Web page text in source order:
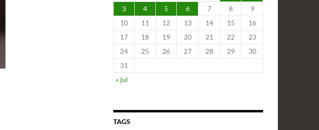
3
4 5 6 7 8
9
10
11 12 13 14 15
16
17
18 19 20 21 22
23
24
25 26 27 28 29
30
31
« jul
TAGS